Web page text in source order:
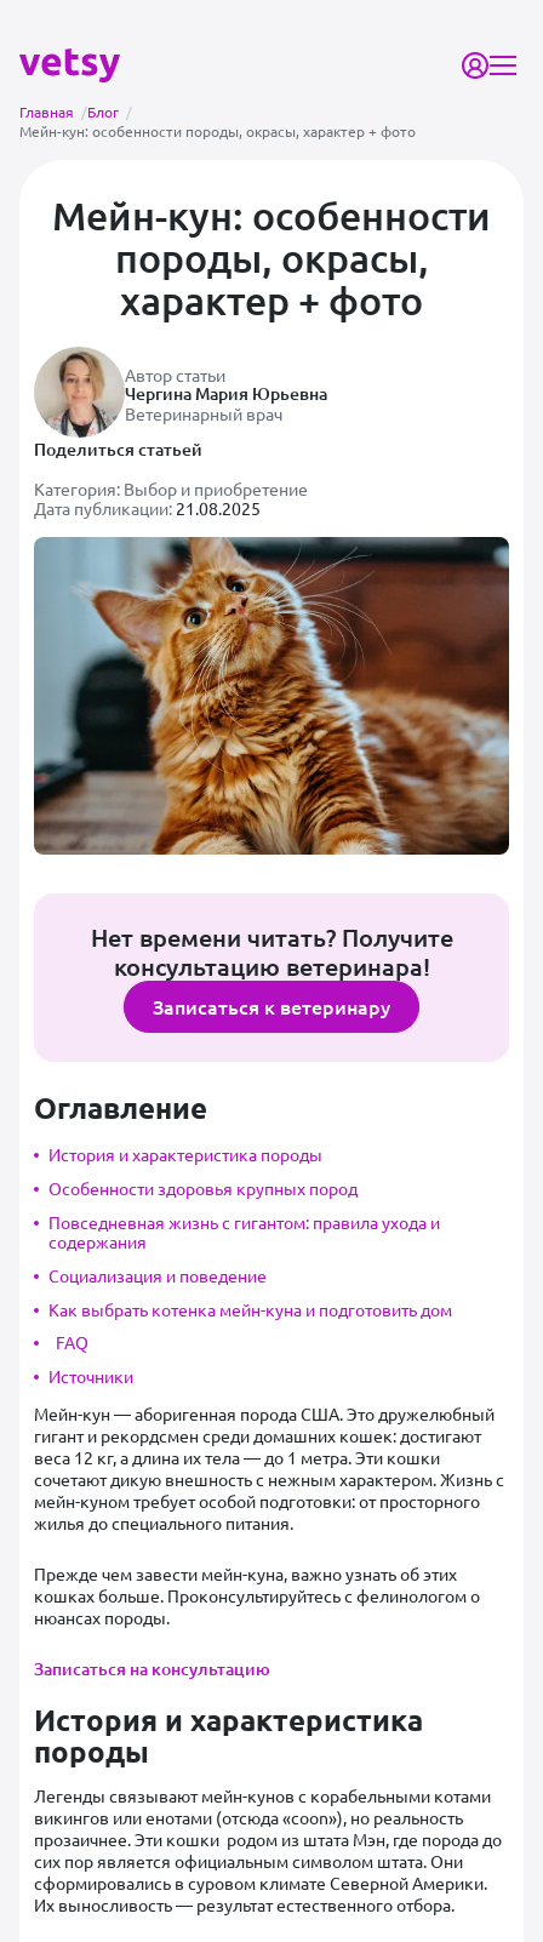
Главная /Блог /
Мейн-кун: особенности породы, окрасы, характер + фото
Мейн-кун: особенности
породы, окрасы,
характер + фото
Автор статьи
Чергина Мария Юрьевна
Ветеринарный врач
Поделиться статьей
Категория: Выбор и приобретение
Дата публикации: 21.08.2025
Нет времени читать? Получите
консультацию ветеринара!
Записаться к ветеринару
Оглавление
История и характеристика породы
Особенности здоровья крупных пород
Повседневная жизнь с гигантом: правила ухода и
содержания
Социализация и поведение
Как выбрать котенка мейн-куна и подготовить дом
FAQ
Источники
Мейн-кун — аборигенная порода США. Это дружелюбный
гигант и рекордсмен среди домашних кошек: достигают
веса 12 кг, а длина их тела — до 1 метра. Эти кошки
сочетают дикую внешность с нежным характером. Жизнь с
мейн-куном требует особой подготовки: от просторного
жилья до специального питания.
Прежде чем завести мейн-куна, важно узнать об этих
кошках больше. Проконсультируйтесь с фелинологом о
нюансах породы.
Записаться на консультацию
История и характеристика
породы
Легенды связывают мейн-кунов с корабельными котами
викингов или енотами (отсюда «coon»), но реальность
прозаичнее. Эти кошки родом из штата Мэн, где порода до
сих пор является официальным символом штата. Они
сформировались в суровом климате Северной Америки.
Их выносливость — результат естественного отбора.